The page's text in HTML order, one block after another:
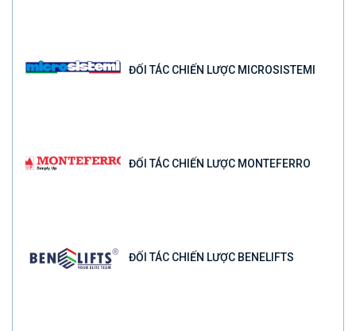
ĐỐI TÁC CHIẾN LƯỢC MICROSISTEMI
ĐỐI TÁC CHIẾN LƯỢC MONTEFERRO
ĐỐI TÁC CHIẾN LƯỢC BENELIFTS